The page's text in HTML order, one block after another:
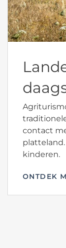
contact
kinderen.
ONTDEK